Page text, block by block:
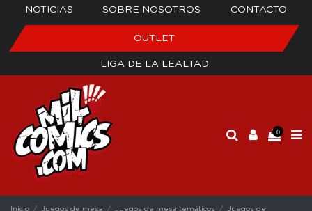
NOTICIAS SOBRE NOSOTROS CONTACTO
OUTLET
LIGA DE LA LEALTAD
0
Inicio Juegos de mesa Juegos de mesa temáticos
Juegos de